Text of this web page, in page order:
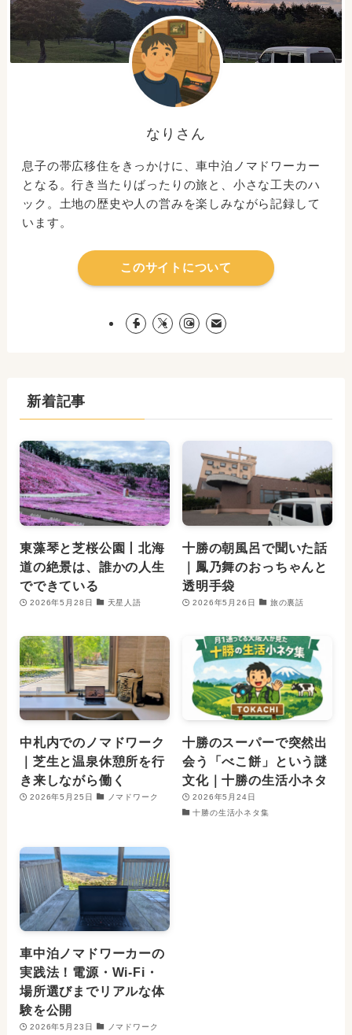
なりさん
息子の帯広移住をきっかけに、車中泊ノマドワーカー
となる。行き当たりばったりの旅と、小さな工夫のハ
ック。土地の歴史や人の営みを楽しみながら記録して
います。
このサイトについて
新着記事
東藻琴と芝桜公園丨北海
道の絶景は、誰かの人生
でできている
2026年5月28日 天星人語
十勝の朝風呂で聞いた話
｜鳳乃舞のおっちゃんと
透明手袋
2026年5月26日 旅の裏話
中札内でのノマドワーク
｜芝生と温泉休憩所を行
き来しながら働く
2026年5月25日 ノマドワーク
十勝のスーパーで突然出
会う「べこ餅」という謎
文化｜十勝の生活小ネタ
2026年5月24日
十勝の生活小ネタ集
車中泊ノマドワーカーの
実践法！電源・Wi-Fi・
場所選びまでリアルな体
験を公開
2026年5月23日 ノマドワーク